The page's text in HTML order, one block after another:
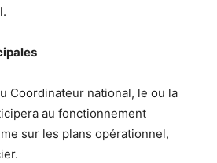
Coordinateur national, le ou la
au fonctionnement
sur les plans opérationnel,